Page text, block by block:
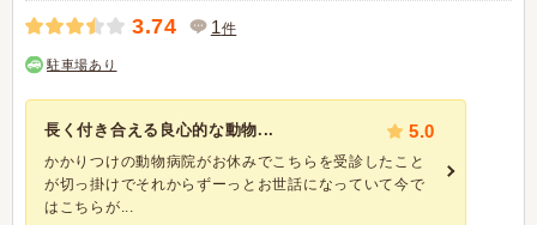
3.74 1件
駐車場あり
長く付き合える良心的な動物... 5.0
かかりつけの動物病院がお休みでこちらを受診したこと
が切っ掛けでそれからずーっとお世話になっていて今で
はこちらが...